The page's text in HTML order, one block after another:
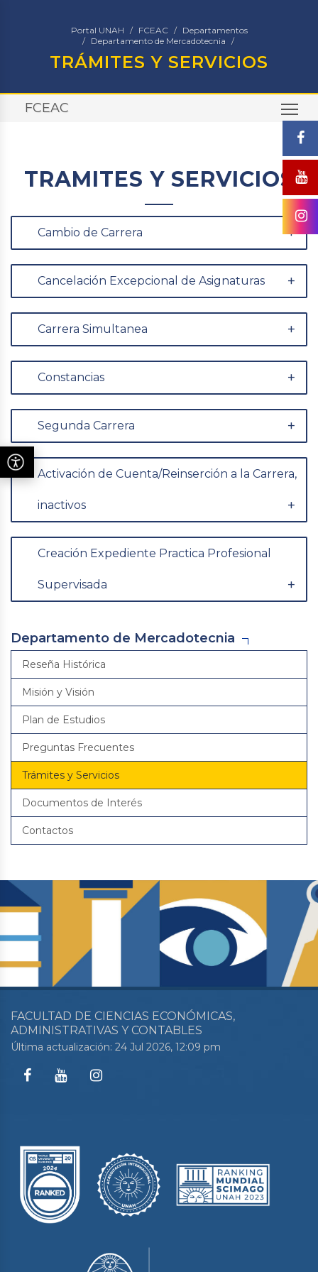
Portal UNAH FCEAC
Departamentos
Departamento de Mercadotecnia
TRÁMITES Y SERVICIOS
FCEAC
TRAMITES Y SERVICIOS
Cambio de Carrera
Cancelación Excepcional de Asignaturas
Carrera Simultanea
Constancias
Segunda Carrera
Activación de Cuenta/Reinserción a la Carrera,
inactivos
Creación Expediente Practica Profesional
Supervisada
Departamento de Mercadotecnia
Reseña Histórica
Misión y Visión
Plan de Estudios
Preguntas Frecuentes
Trámites y Servicios
Documentos de Interés
Contactos
FACULTAD DE CIENCIAS ECONÓMICAS,
ADMINISTRATIVAS Y CONTABLES
Última actualización: 24 Jul 2026, 12:09 pm